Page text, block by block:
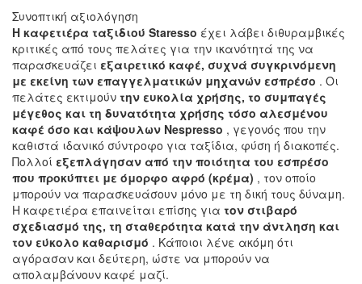
Συνοπτική αξιολόγηση
Η καφετιέρα ταξιδιού Staresso έχει λάβει διθυραμβικές
κριτικές από τους πελάτες για την ικανότητά της να
παρασκευάζει εξαιρετικό καφέ, συχνά συγκρινόμενη
με εκείνη των επαγγελματικών μηχανών εσπρέσο . Οι
πελάτες εκτιμούν την ευκολία χρήσης, το συμπαγές
μέγεθος και τη δυνατότητα χρήσης τόσο αλεσμένου
καφέ όσο και κάψουλων Nespresso , γεγονός που την
καθιστά ιδανικό σύντροφο για ταξίδια, φύση ή διακοπές.
Πολλοί εξεπλάγησαν από την ποιότητα του εσπρέσο
που προκύπτει με όμορφο αφρό (κρέμα) , τον οποίο
μπορούν να παρασκευάσουν μόνο με τη δική τους δύναμη.
Η καφετιέρα επαινείται επίσης για τον στιβαρό
σχεδιασμό της, τη σταθερότητα κατά την άντληση και
τον εύκολο καθαρισμό . Κάποιοι λένε ακόμη ότι
αγόρασαν και δεύτερη, ώστε να μπορούν να
απολαμβάνουν καφέ μαζί.